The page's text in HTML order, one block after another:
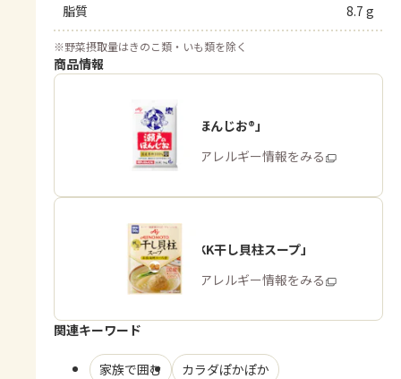
脂質 8.7 g
※野菜摂取量はきのこ類・いも類を除く
商品情報
「瀬戸のほんじお®」
商品・アレルギー情報をみる
「味の素KK干し貝柱スープ」
商品・アレルギー情報をみる
関連キーワード
家族で囲む
カラダぽかぽか